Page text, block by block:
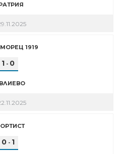
1919
1 - 0
0 - 1